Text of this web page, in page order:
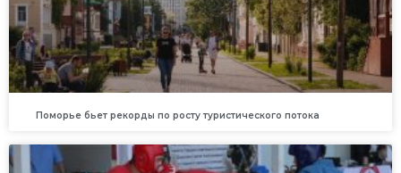
Поморье бьет рекорды по росту туристического потока